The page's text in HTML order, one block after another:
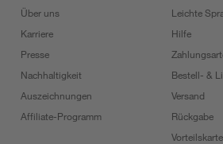
Über uns
Karriere
Presse
Nachhaltigkeit
Auszeichnungen
Affiliate-Programm
Leichte
Hilfe
Bestell- &
Versand
Rückgabe
Vorteilskarte